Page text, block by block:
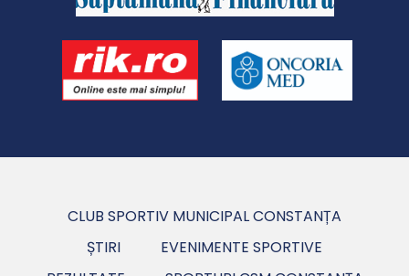
CLUB SPORTIV MUNICIPAL CONSTANȚA
ȘTIRI
EVENIMENTE SPORTIVE